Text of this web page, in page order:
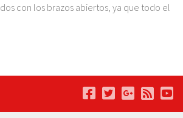
con los brazos abiertos, ya que todo el